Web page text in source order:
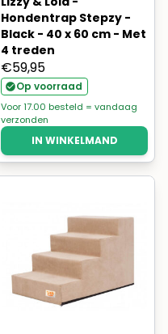
Hondentrap Stepzy -
Black - 40 x 60 cm - Met
4 treden
€59,95
Op voorraad
Voor 17.00 besteld = vandaag
verzonden
IN WINKELMAND